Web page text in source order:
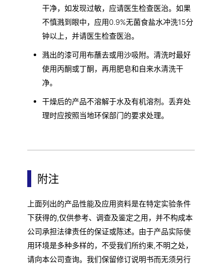
干净，如发现过敏，应请医生检查医治。如果
不慎溅到眼中，应用0.9%无菌食盐水冲洗15分
钟以上，并请医生检查医治。
溅出的漆可用布蘸去或用沙吸附。清洗时最好
使用丙酮或丁酮，再用肥皂和自来水清洗干
净。
干燥后的产品不溶解于水及有机溶剂。丢弃处
理时应按照当地环保部门的要求处理。
附注
上面列出的产品性能及应用资料是在特定实验条件
下获得的,仅供参考、调查及鉴定之用，并不构成本
公司承担法律责任的保证或陈述。由于产品实际使
用环境是多种多样的，不受我们所约束,不明之处，
请向本公司查询。我们保留修订说明书而无须另行